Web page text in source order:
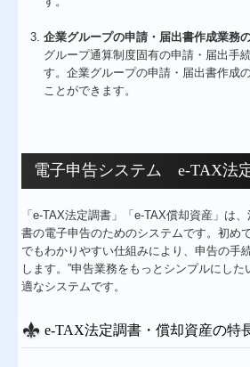
企業グループの申請・届出書作成業務
グループ通算制度固有の申請・届出手
す。企業グループの申請・届出書作成
ことができます。
電子申告システム e-TAX法
「e-TAX法定調書」「e-TAX償却資産」は
書の電子申告のためのシステムです。初め
でもわかりやすい仕組みにより、申告の手
します。”申告業務をもっとシンプルにした
適なシステムです。
e-TAX法定調書・償却資産の特